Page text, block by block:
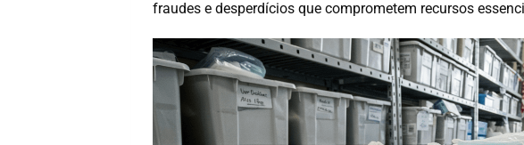
fraudes e desperdícios que comprometem recursos